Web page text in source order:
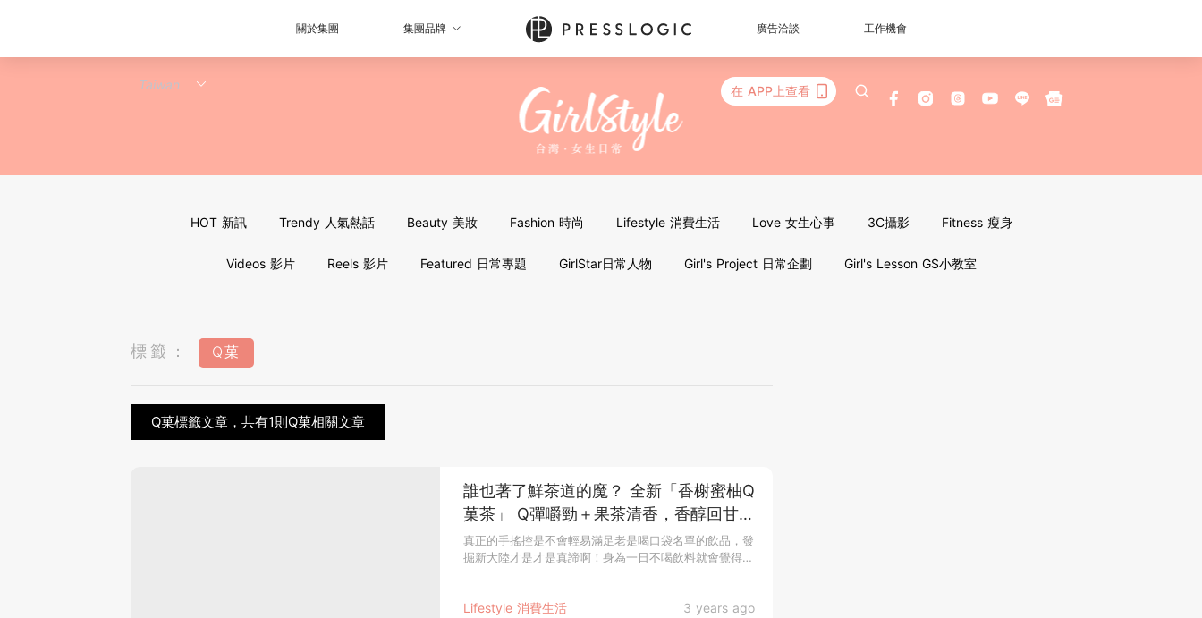
關於集團 集團品牌 廣告洽談 工作機會
在 APP上查看
HOT 新訊 Trendy 人氣熱話 Beauty 美妝 Fashion 時尚 Lifestyle 消費生活 Love 女生心事 3C攝影 Fitness 瘦身
Videos 影片 Reels 影片 Featured 日常專題 GirlStar日常人物 Girl's Project 日常企劃 Girl's Lesson GS小教室
標籤： Q菓
Q菓標籤文章，共有1則Q菓相關文章
Lifestyle 消費生活 3 years ago
誰也著了鮮茶道的魔？ 全新「香榭蜜柚Q
菓茶」 Q彈嚼勁＋果茶清香，香醇回甘連
見習網美小吳都深陷火熱魅力中！
真正的手搖控是不會輕易滿足老是喝口袋名單的飲品，發
掘新大陸才是才是真諦啊！身為一日不喝飲料就會覺得